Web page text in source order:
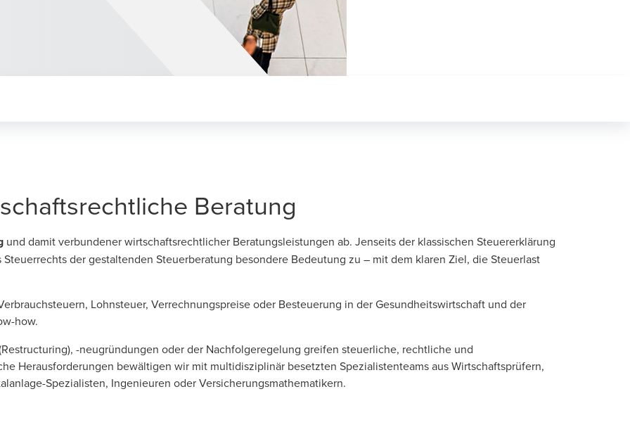
Beratung
und damit verbundener wirtschaftsrechtlicher Beratungsleistungen ab. Jenseits der klassischen Steuererklärung
der gestaltenden Steuerberatung besondere Bedeutung zu – mit dem klaren Ziel, die Steuerlast
, Lohnsteuer, Verrechnungspreiseoder Besteuerung in derGesundheitswirtschaft und der
how.
Restructuring), -neugründungen oder der Nachfolgeregelung greifen steuerliche, rechtliche und
Herausforderungen bewältigen wir mit multidisziplinär besetzten Spezialistenteams aus Wirtschaftsprüfern,
Spezialisten, Ingenieuren oderVersicherungsmathematikern.